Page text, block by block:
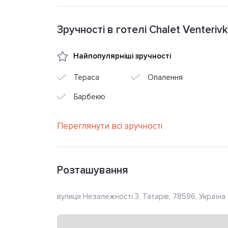
Зручності в готелі Chalet
Найпопулярніші зручності
Тераса Опалення
Барбекю
Переглянути всі зручності
Розташування
вулиця Незалежності 3, Татарів, 78596, Україна